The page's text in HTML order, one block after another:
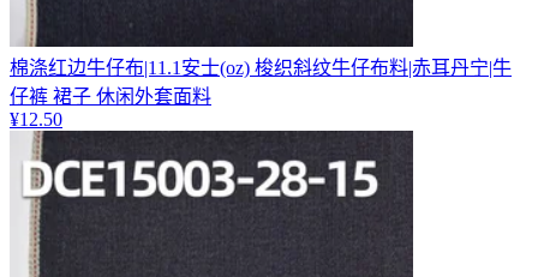
棉涤红边牛仔布|11.1安士(oz) 梭织斜纹牛仔布料|赤耳丹宁|牛
仔裤 裙子 休闲外套面料
¥12.50